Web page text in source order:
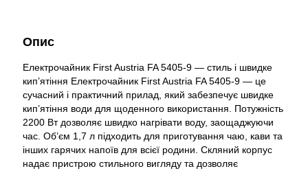
Опис
Електрочайник First Austria FA 5405-9 — стиль і швидке
кип’ятіння Електрочайник First Austria FA 5405-9 — це
сучасний і практичний прилад, який забезпечує швидке
кип’ятіння води для щоденного використання. Потужність
2200 Вт дозволяє швидко нагрівати воду, заощаджуючи
час. Об’єм 1,7 л підходить для приготування чаю, кави та
інших гарячих напоїв для всієї родини. Скляний корпус
надає пристрою стильного вигляду та дозволяє